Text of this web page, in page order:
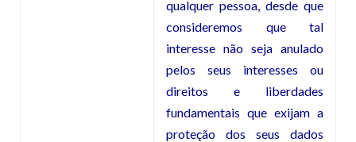
qualquer pessoa, desde que
consideremos que tal
interesse não seja anulado
pelos seus interesses ou
direitos e liberdades
fundamentais que exijam a
proteção dos seus dados